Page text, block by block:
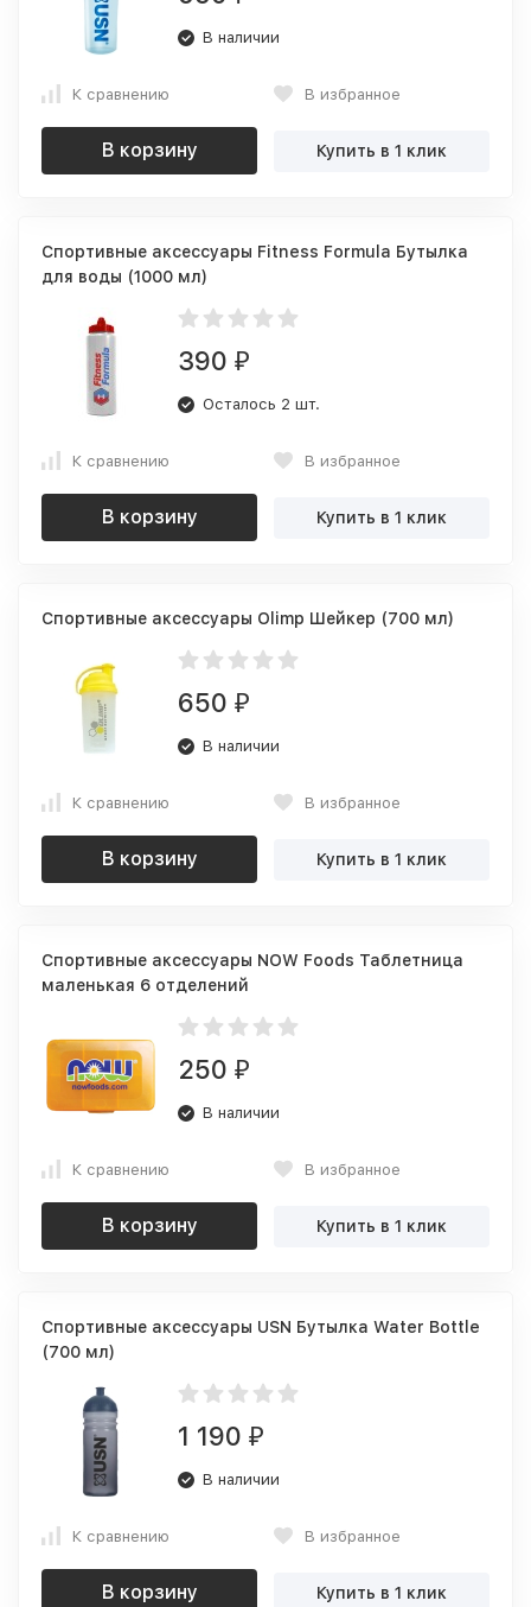
В наличии
К сравнению В избранное
В корзину Купить в 1 клик
Спортивные аксессуары Fitness Formula Бутылка
для воды (1000 мл)
390 ₽
Осталось 2 шт.
К сравнению В избранное
В корзину Купить в 1 клик
Спортивные аксессуары Olimp Шейкер (700 мл)
650 ₽
В наличии
К сравнению В избранное
В корзину Купить в 1 клик
Спортивные аксессуары NOW Foods Таблетница
маленькая 6 отделений
250 ₽
В наличии
К сравнению В избранное
В корзину Купить в 1 клик
Спортивные аксессуары USN Бутылка Water Bottle
(700 мл)
1 190 ₽
В наличии
К сравнению В избранное
В корзину Купить в 1 клик